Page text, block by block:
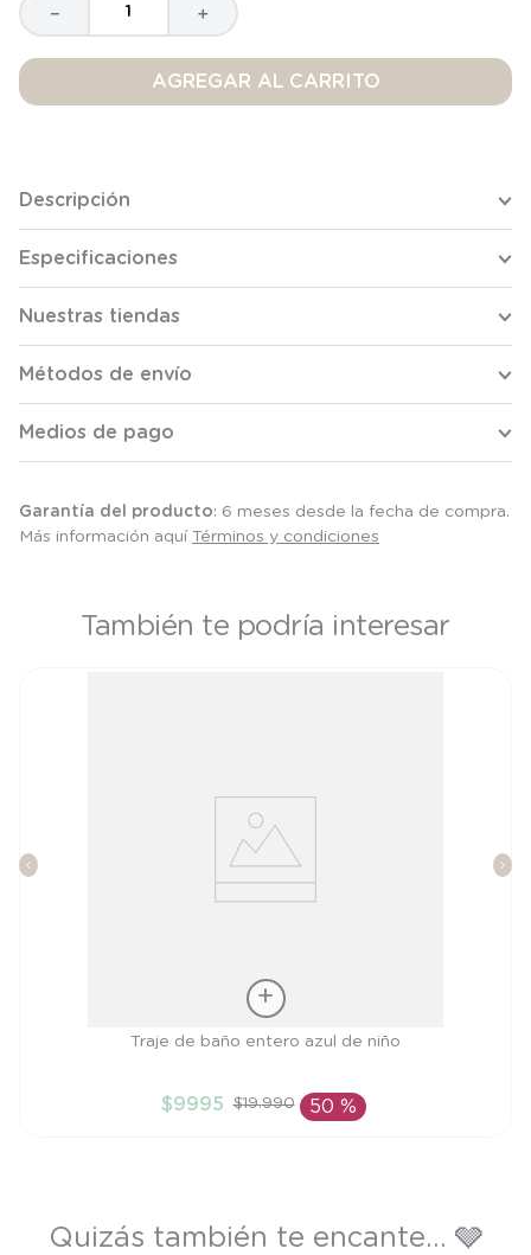
＋
－
AGREGAR AL CARRITO
Descripción
Especificaciones
Nuestras tiendas
Métodos de envío
Medios de pago
Garantía del producto: 6 meses desde la fecha de compra.
Más información aquí Términos y condiciones
También te podría interesar
AÑADIR AL CARRITO
Traje de baño entero azul de niño
$9995 $19.990 50 %
Quizás también te encante... 🩶